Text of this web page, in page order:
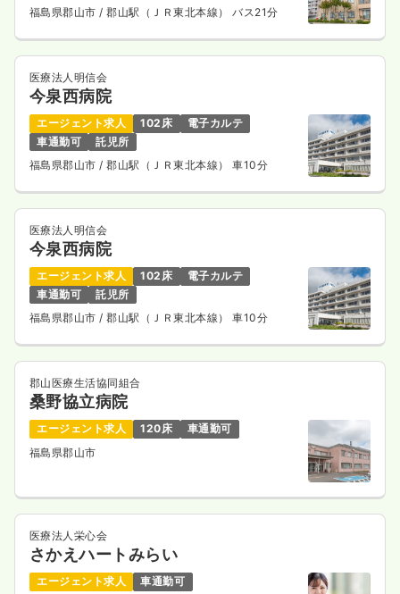
福島県郡山市/ 郡山駅（ＪＲ東北本線） バス21分
医療法人明信会
今泉西病院
エージェント求人 102床
電子カルテ
車通勤可
託児所
福島県郡山市/ 郡山駅（ＪＲ東北本線） 車10分
医療法人明信会
今泉西病院
エージェント求人 102床
電子カルテ
車通勤可
託児所
福島県郡山市/ 郡山駅（ＪＲ東北本線） 車10分
郡山医療生活協同組合
桑野協立病院
エージェント求人 120床
車通勤可
福島県郡山市
医療法人栄心会
さかえハートみらい
エージェント求人
車通勤可